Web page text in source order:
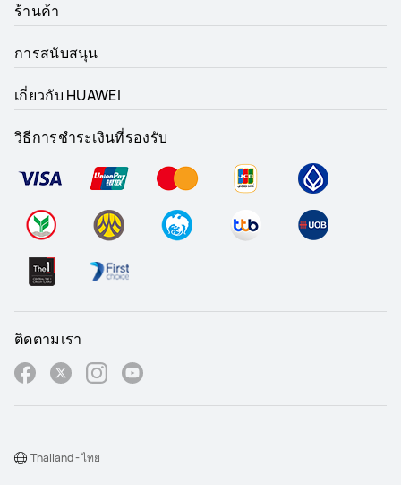
ร้านค้า
การสนับสนุน
เกี่ยวกับ HUAWEI
วิธีการชำระเงินที่รองรับ
ติดตามเรา
Thailand - ไทย